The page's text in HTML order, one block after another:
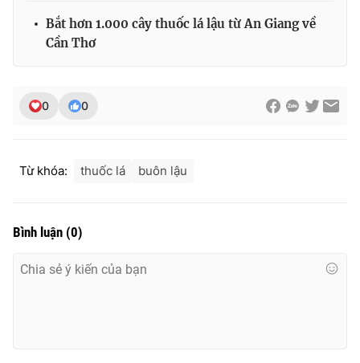
Cơ quan chủ quản:Đài Truyền hình Việt Nam
Bắt hơn 1.000 cây thuốc lá lậu từ An Giang về
Cần Thơ
0 0
Từ khóa: thuốc lá buôn lậu
Bình luận (0)